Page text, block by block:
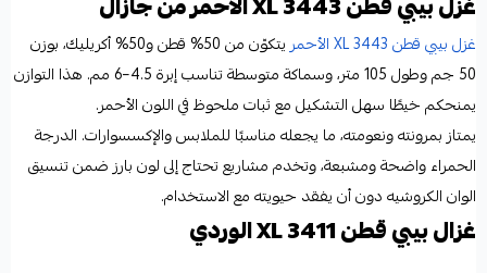
غزل بيبي قطن XL 3443 الأحمر
يتكوّن من 50% قطن و50% أكريليك، بوزن
50 جم وطول 105 متر، وسماكة متوسطة تناسب إبرة 4.5–6 مم. هذا التوازن
يمنحكم خيطًا سهل التشكيل مع ثبات ملحوظ في اللون الأحمر.
يمتاز بمرونته ونعومته، ما يجعله مناسبًا للملابس والإكسسوارات. الدرجة
الحمراء واضحة ومشبعة، وتخدم مشاريع تحتاج إلى لون بارز ضمن تنسيق
الوان الكروشيه دون أن يفقد حيويته مع الاستخدام.
غزال بيبي قطن XL 3411 الوردي